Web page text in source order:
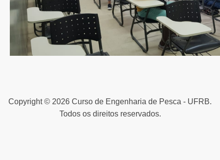
Copyright © 2026 Curso de Engenharia de Pesca - UFRB.
Todos os direitos reservados.